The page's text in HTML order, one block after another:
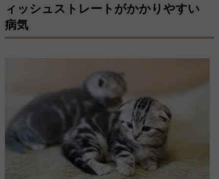
ィッシュストレートがかかりやすい
病気